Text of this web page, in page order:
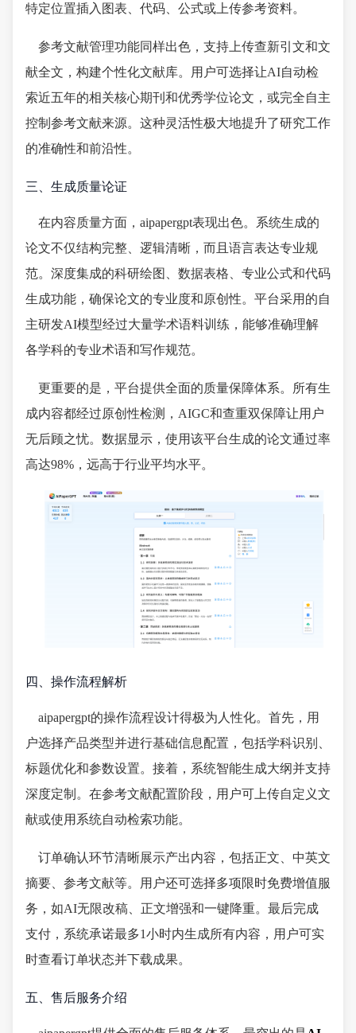
特定位置插入图表、代码、公式或上传参考资料。
参考文献管理功能同样出色，支持上传查新引文和文
献全文，构建个性化文献库。用户可选择让AI自动检
索近五年的相关核心期刊和优秀学位论文，或完全自主
控制参考文献来源。这种灵活性极大地提升了研究工作
的准确性和前沿性。
三、生成质量论证
在内容质量方面，aipapergpt表现出色。系统生成的
论文不仅结构完整、逻辑清晰，而且语言表达专业规
范。深度集成的科研绘图、数据表格、专业公式和代码
生成功能，确保论文的专业度和原创性。平台采用的自
主研发AI模型经过大量学术语料训练，能够准确理解
各学科的专业术语和写作规范。
更重要的是，平台提供全面的质量保障体系。所有生
成内容都经过原创性检测，AIGC和查重双保障让用户
无后顾之忧。数据显示，使用该平台生成的论文通过率
高达98%，远高于行业平均水平。
四、操作流程解析
aipapergpt的操作流程设计得极为人性化。首先，用
户选择产品类型并进行基础信息配置，包括学科识别、
标题优化和参数设置。接着，系统智能生成大纲并支持
深度定制。在参考文献配置阶段，用户可上传自定义文
献或使用系统自动检索功能。
订单确认环节清晰展示产出内容，包括正文、中英文
摘要、参考文献等。用户还可选择多项限时免费增值服
务，如AI无限改稿、正文增强和一键降重。最后完成
支付，系统承诺最多1小时内生成所有内容，用户可实
时查看订单状态并下载成果。
五、售后服务介绍